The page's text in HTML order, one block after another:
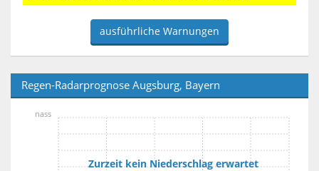
ausführliche Warnungen
Regen-Radarprognose Augsburg, Bayern
Zurzeit kein Niederschlag erwartet
nass